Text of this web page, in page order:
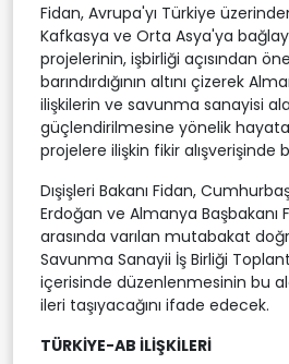
Fidan, Avrupa'yı Türkiye
Kafkasya ve Orta Asya'ya
projelerinin, işbirliği açısından
barındırdığının altını çizerek
ilişkilerin ve savunma sanayisi
güçlendirilmesine yönelik
projelere ilişkin fikir alışverişinde
Dışişleri Bakanı Fidan,
Erdoğan ve Almanya Başbakanı
arasında varılan mutabakat
Savunma Sanayii İş Birliği
içerisinde düzenlenmesinin bu
ileri taşıyacağını ifade edecek.
TÜRKİYE-AB İLİŞKİLERİ